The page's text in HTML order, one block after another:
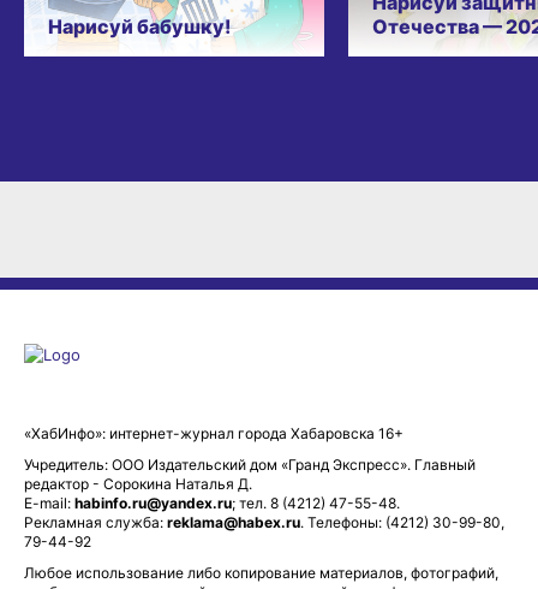
Нарисуй бабушку!
Отечества —
«ХабИнфо»: интернет-журнал города Хабаровска 16+
Учредитель: ООО Издательский дом «Гранд Экспресс». Главный
редактор - Сорокина Наталья Д.
E-mail: habinfo.ru@yandex.ru; тел. 8 (4212) 47-55-48.
Рекламная служба: reklama@habex.ru. Телефоны: (4212) 30-99-80,
79-44-92
Любое использование либо копирование материалов, фотографий,